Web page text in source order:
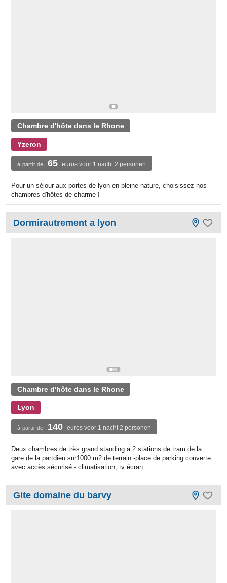
Chambre d'hôte dans le Rhone
Yzeron
à partir de 65 euros voor 1 nacht 2 personen
Pour un séjour aux portes de lyon en pleine nature, choisissez nos
chambres d'hôtes de charme !
Dormirautrement a lyon
Chambre d'hôte dans le Rhone
Lyon
à partir de 140 euros voor 1 nacht 2 personen
Deux chambres de très grand standing a 2 stations de tram de la
gare de la partdieu sur1000 m2 de terrain -place de parking couverte
avec accès sécurisé - climatisation, tv écran...
Gite domaine du barvy